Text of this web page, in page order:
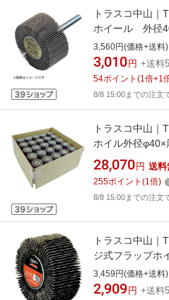
トラスコ中山｜
ホイール 外径
UF4030
3,560円(価格+送料)
3,010 円 +送料
54ポイント (1倍+1
8/8 15:00までの注文
トラスコ中山｜
ホイル外径
入
28,070 円 送料
255ポイント (1倍)
8/8 15:00までの注文
トラスコ中山｜
ジ式フラップ
SF5025
3,459円(価格+送料)
2,909 円 +送料